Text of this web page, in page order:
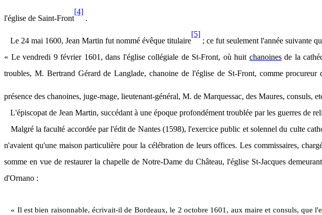
l'église de Saint-Front
[4]
Le 24 mai 1600, Jean Martin fut nommé évêque titulaire
[5]
; ce fut seulement l'année suivante
« Le vendredi 9 février 1601, dans l'église collégiale de St-Front, où huit chanoinesde la
troubles, M. Bertrand Gérard de Langlade, chanoine de l'église de St-Front, comme
présence des chanoines, juge-mage, lieutenant-général, M. de Marquessac, des Maures, consuls,
L'épiscopat de Jean Martin, succédant à une époque profondément troublée par les guerres de
Malgré la faculté accordée par l'édit de Nantes (1598), l'exercice public et solennel du culte
n'avaient qu'une maison particulière pour la célébration de leurs offices. Les commissaires,
somme en vue de restaurer la chapelle de Notre-Dame du Château, l'église St-Jacques
d'Ornano :
« Il est bien raisonnable, écrivait-il de Bordeaux, le 2 octobre 1601, aux maire et consuls,